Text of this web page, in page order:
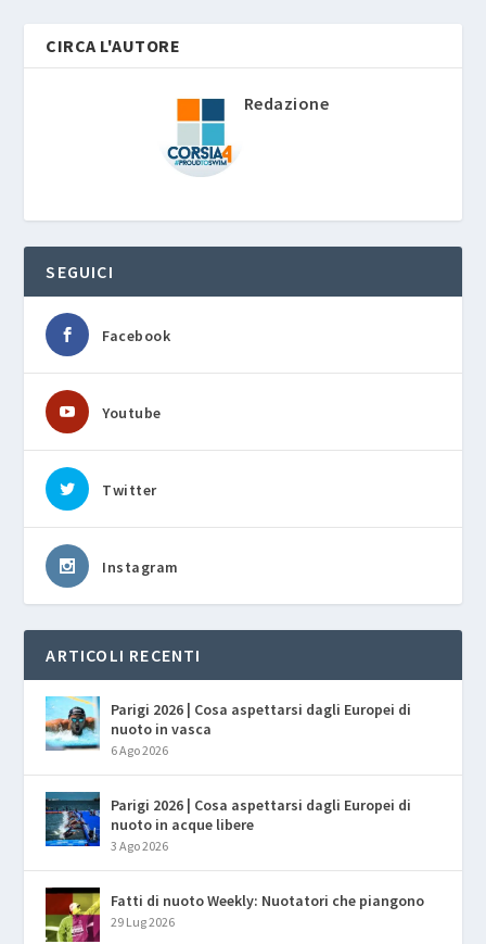
CIRCA L'AUTORE
Redazione
SEGUICI
Facebook
Youtube
Twitter
Instagram
ARTICOLI RECENTI
Parigi 2026 | Cosa aspettarsi dagli Europei di
nuoto in vasca
6 Ago 2026
Parigi 2026 | Cosa aspettarsi dagli Europei di
nuoto in acque libere
3 Ago 2026
Fatti di nuoto Weekly: Nuotatori che piangono
29 Lug 2026